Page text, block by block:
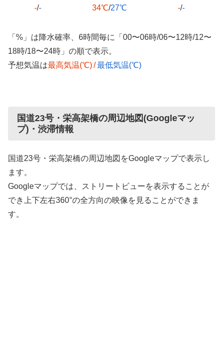
-/-
34℃/27℃
-/-
「%」は降水確率、6時間毎に「00〜06時/06〜12時/12〜
18時/18〜24時」の順で表示。
予想気温は最高気温(℃)/最低気温(℃)
国道23号・栄高架橋の周辺地図(Googleマッ
プ)・渋滞情報
国道23号・栄高架橋の周辺地図をGoogleマップで表示し
ます。
Googleマップでは、ストリートビューを表示することが
でき上下左右360°の全方向の映像を見ることができま
す。